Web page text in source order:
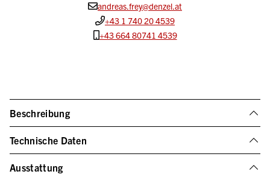
andreas.frey@denzel.at
+43 1 740 20 4539
+43 664 80741 4539
Beschreibung
Technische Daten
Ausstattung